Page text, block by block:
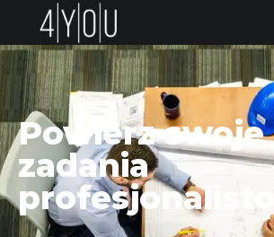
Powierz swoje
zadania